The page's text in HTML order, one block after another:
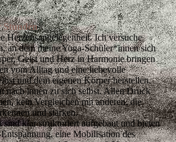
Stunden
Herzensangelegenheit. Ich versuche
an dem meine Yoga-Schüler*innen sich
Geist und Herz in Harmonie bringen
vom Alltag und eine liebevolle
und dem eigenen Körper herstellen.
nach innen zu sich selbst. Allen Druck
kein Vergleichen mit anderen, die
und stärken.
sind klar strukturiert aufgebaut und bieten
eine Mobilisation des